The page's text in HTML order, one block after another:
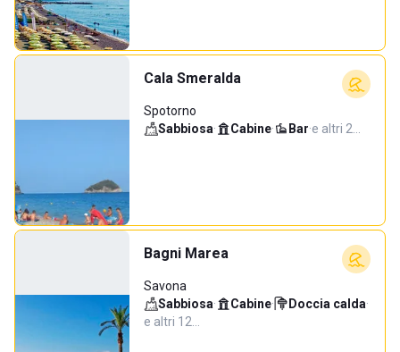
Cala Smeralda
Spotorno
Sabbiosa· Cabine· Bar·e altri 2…
Bagni Marea
Savona
Sabbiosa· Cabine· Doccia calda·
e altri 12…